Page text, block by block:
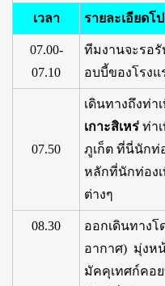
เวลา รายละเอียดโ
07.00-
07.10
ทีมงานจะรอ
อบบี้ของโรงแ
07.50
เดินทางถึงท่า
เกาะสิเหร่ ท่า
ภูเก็ต ที่นี่นักท่อ
หลักที่นักท่องเ
ต่างๆ
08.30
ออกเดินทางโ
อากาศ) มุ่งห
มัคคุเทศก์คอ